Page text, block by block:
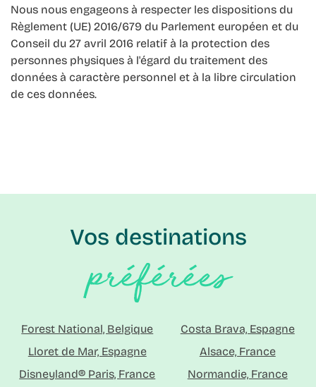
Nous nous engageons à respecter les dispositions du
Règlement (UE) 2016/679 du Parlement européen et du
Conseil du 27 avril 2016 relatif à la protection des
personnes physiques à l'égard du traitement des
données à caractère personnel et à la libre circulation
de ces données.
Vos destinations
préférées
Forest National, Belgique
Costa Brava, Espagne
Lloret de Mar, Espagne
Alsace, France
Disneyland® Paris, France
Normandie, France